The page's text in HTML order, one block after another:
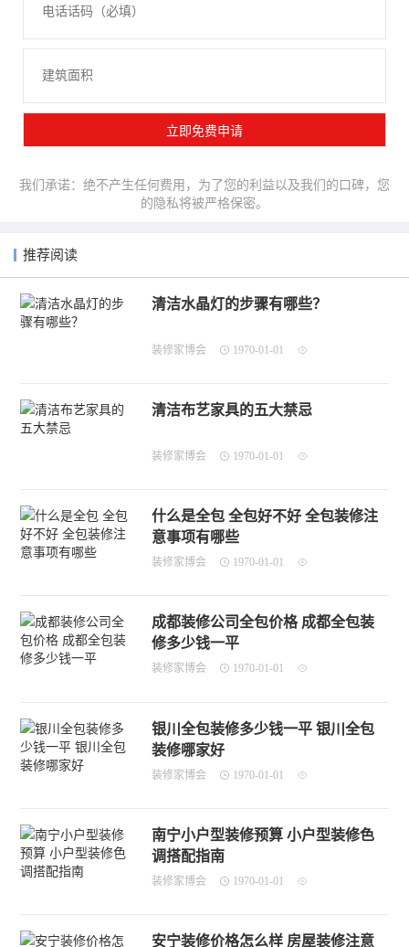
我们承诺：绝不产生任何费用，为了您的利益以及我们的口碑，您
的隐私将被严格保密。
推荐阅读
清洁水晶灯的步骤有哪些？
装修家博会 1970-01-01
清洁布艺家具的五大禁忌
装修家博会 1970-01-01
什么是全包 全包好不好 全包装修注
意事项有哪些
装修家博会 1970-01-01
成都装修公司全包价格 成都全包装
修多少钱一平
装修家博会 1970-01-01
银川全包装修多少钱一平 银川全包
装修哪家好
装修家博会 1970-01-01
南宁小户型装修预算 小户型装修色
调搭配指南
装修家博会 1970-01-01
安宁装修价格怎么样 房屋装修注意